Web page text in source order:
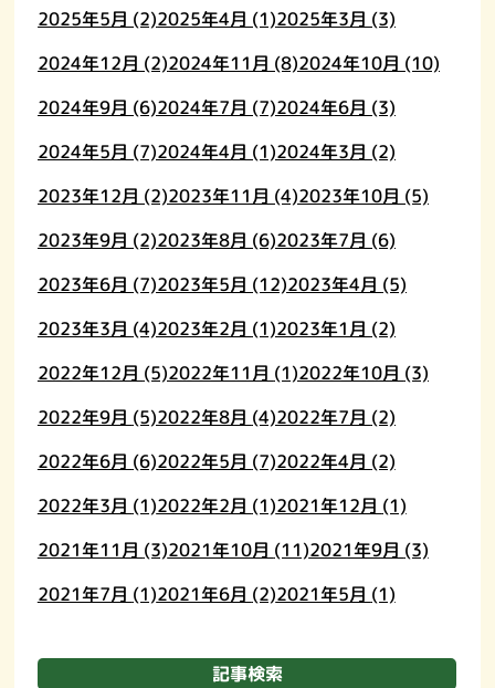
2025年5月 (2)2025年4月 (1)2025年3月 (3)
2024年12月 (2)2024年11月 (8)2024年10月 (10)
2024年9月 (6)2024年7月 (7)2024年6月 (3)
2024年5月 (7)2024年4月 (1)2024年3月 (2)
2023年12月 (2)2023年11月 (4)2023年10月 (5)
2023年9月 (2)2023年8月 (6)2023年7月 (6)
2023年6月 (7)2023年5月 (12)2023年4月 (5)
2023年3月 (4)2023年2月 (1)2023年1月 (2)
2022年12月 (5)2022年11月 (1)2022年10月 (3)
2022年9月 (5)2022年8月 (4)2022年7月 (2)
2022年6月 (6)2022年5月 (7)2022年4月 (2)
2022年3月 (1)2022年2月 (1)2021年12月 (1)
2021年11月 (3)2021年10月 (11)2021年9月 (3)
2021年7月 (1)2021年6月 (2)2021年5月 (1)
記事検索